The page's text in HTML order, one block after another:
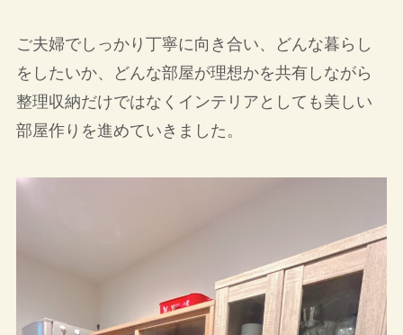
ご夫婦でしっかり丁寧に向き合い、どんな暮らし
をしたいか、どんな部屋が理想かを共有しながら
整理収納だけではなくインテリアとしても美しい
部屋作りを進めていきました。